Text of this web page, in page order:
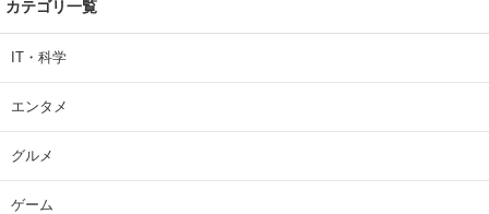
カテゴリ一覧
IT・科学
エンタメ
グルメ
ゲーム